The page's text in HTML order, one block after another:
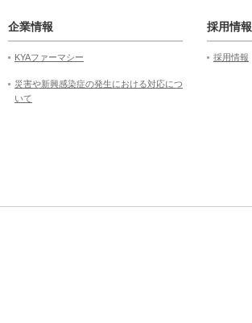
企業情報
KYAファーマシー
災害や新興感染症の発生における対応につ
いて
採用情報
採用情報